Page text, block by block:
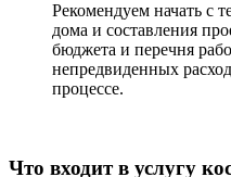
Рекомендуем начать с
дома и составления
бюджета и перечня
непредвиденных
процессе.
Что входит в услугу